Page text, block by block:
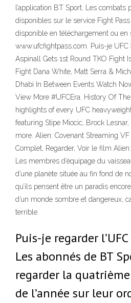
l’application BT Sport. Les combats
disponibles sur le service Fight Pass
disponible en téléchargement ou en
www.ufcfightpass.com. Puis-je UFC
Aspinall Gets 1st Round TKO Fight
Fight Dana White, Matt Serra &
Dhabi In Between Events Watch
View More #UFCEra. History Of
highlights of every UFC
featuring Stipe Miocic, Brock
more. Alien: Covenant Streaming
Complet, Regarder, Voir le film
Les membres d’équipage du
d’une planète située au fin fond de
qu’ils pensent être un paradis
d’un monde sombre et dangereux,
terrible.
Puis-je regarder
Les abonnés de BT
regarder la
de l’année sur leur